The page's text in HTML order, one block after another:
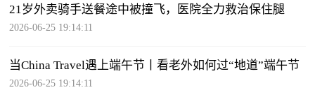
21岁外卖骑手送餐途中被撞飞，医院全力救治保住腿
2026-06-25 19:14:11
当China Travel遇上端午节丨看老外如何过“地道”端午节
2026-06-25 19:14:11